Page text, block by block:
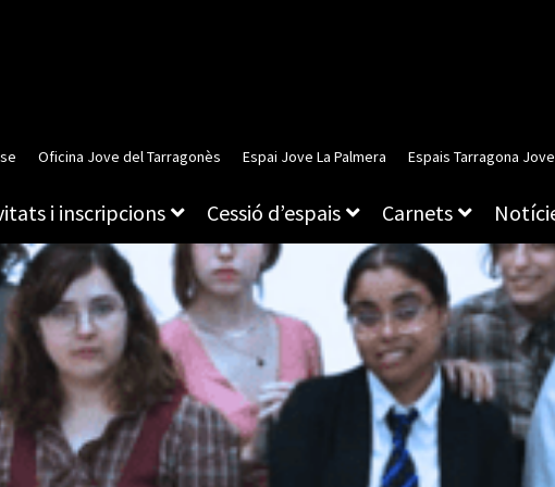
Oficina Jove del Tarragonès Espai Jove La Palmera Espais Tarragona Jove
i inscripcions Cessió d’espais Carnets